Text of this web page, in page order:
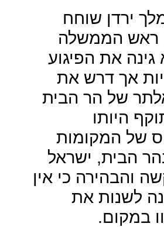
ירדן שוחח
ראש הממשלה
גינה את הפיגוע
אך דרש את
של הר הבית
היותו
של המקומות
הבית, ישראל
והבהירה כי אין
לשנות את
במקום.